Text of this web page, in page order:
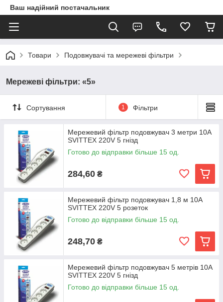
Ваш надійний постачальник
Товари Подовжувачі та мережеві фільтри
Мережеві фільтри: «5»
Сортування 1 Фільтри
Мережевий фільтр подовжувач 3 метри 10А
SVITTEX 220V 5 гнізд
Готово до відправки більше 15 од.
284,60 ₴
Мережевий фільтр подовжувач 1,8 м 10А
SVITTEX 220V 5 розеток
Готово до відправки більше 15 од.
248,70 ₴
Мережевий фільтр подовжувач 5 метрів 10А
SVITTEX 220V 5 гнізд
Готово до відправки більше 15 од.